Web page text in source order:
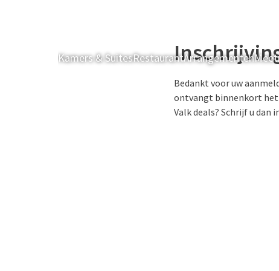
Kamers & SuitesRestaurantArrangementen
Bedankt voor uw
ontvangt binnenkort het
Valk deals? Schrijf u dan